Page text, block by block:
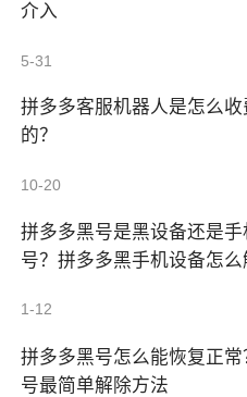
介入
5-31
拼多多客服机器人是怎么收
的？
10-20
拼多多黑号是黑设备还是手
号？拼多多黑手机设备怎么
1-12
拼多多黑号怎么能恢复正常
号最简单解除方法